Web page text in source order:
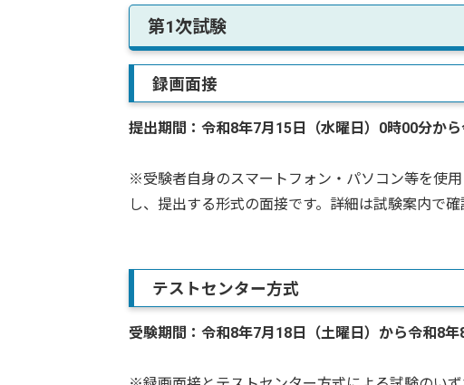
第1次試験
録画面接
提出期間： 令和8年7月15日（水曜日）0時00分か
※受験者自身のスマートフォン・パソコン等を使
し、提出する形式の面接です。詳細は試験案内で確
テストセンター方式
受験期間：令和8年7月18日（土曜日）から令和8